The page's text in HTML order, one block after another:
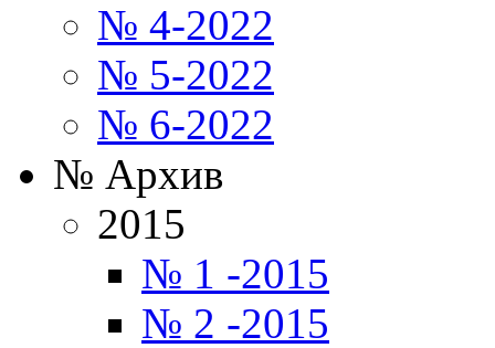
№ 4-2022
№ 5-2022
№ 6-2022
№ Архив
2015
№ 1 -2015
№ 2 -2015